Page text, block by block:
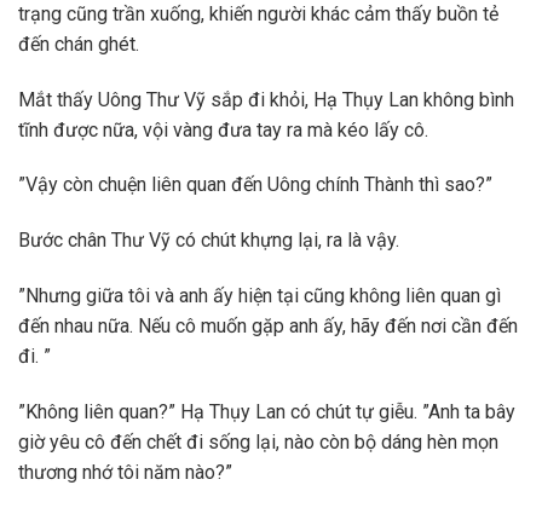
trạng cũng trần xuống, khiến người khác cảm thấy buồn tẻ
đến chán ghét.
Mắt thấy Uông Thư Vỹ sắp đi khỏi, Hạ Thụy Lan không bình
tĩnh được nữa, vội vàng đưa tay ra mà kéo lấy cô.
”Vậy còn chuện liên quan đến Uông chính Thành thì sao?”
Bước chân Thư Vỹ có chút khựng lại, ra là vậy.
”Nhưng giữa tôi và anh ấy hiện tại cũng không liên quan gì
đến nhau nữa. Nếu cô muốn gặp anh ấy, hãy đến nơi cần đến
đi. ”
”Không liên quan?” Hạ Thụy Lan có chút tự giễu. ”Anh ta bây
giờ yêu cô đến chết đi sống lại, nào còn bộ dáng hèn mọn
thương nhớ tôi năm nào?”